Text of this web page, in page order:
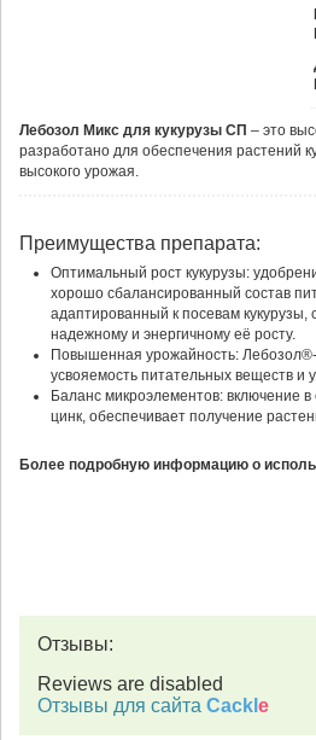
Лебозол Микс для кукурузы СП – это
разработано для обеспечения растений
высокого урожая.
Преимущества препарата:
Оптимальный рост кукурузы:
хорошо сбалансированный состав
адаптированный к посевам кукурузы,
надежному и энергичному её росту.
Повышенная урожайность:
усвояемость питательных веществ
Баланс микроэлементов: включение в
цинк, обеспечивает получение
Более подробную информацию о
Отзывы:
Reviews are disabled
Отзывы для сайта Cackl e